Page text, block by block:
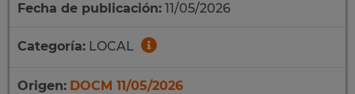
Fecha de publicación: 11/05/2026
Categoría: LOCAL
Origen: DOCM 11/05/2026